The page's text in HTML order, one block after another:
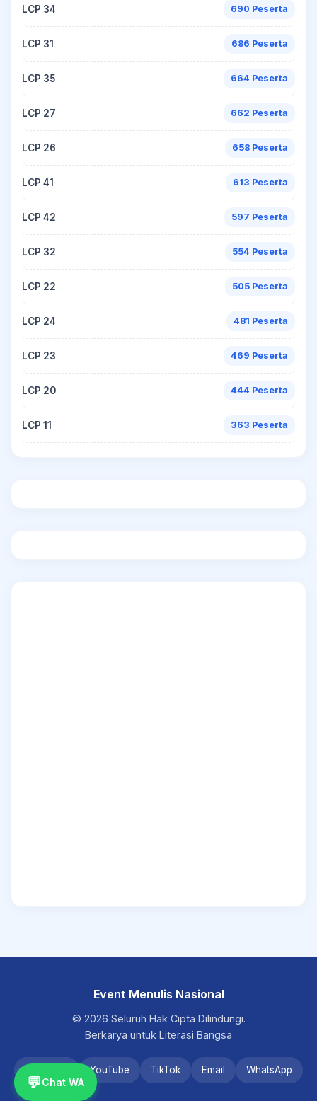
LCP 34 690 Peserta
LCP 31 686 Peserta
LCP 35 664 Peserta
LCP 27 662 Peserta
LCP 26 658 Peserta
LCP 41 613 Peserta
LCP 42 597 Peserta
LCP 32 554 Peserta
LCP 22 505 Peserta
LCP 24 481 Peserta
LCP 23 469 Peserta
LCP 20 444 Peserta
LCP 11 363 Peserta
Event Menulis Nasional
© 2026 Seluruh Hak Cipta Dilindungi.
Berkarya untuk Literasi Bangsa
YouTube TikTok Email WhatsApp
💬Chat WA